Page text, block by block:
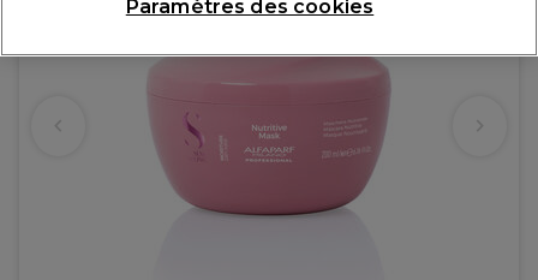
Paramètres des cookies